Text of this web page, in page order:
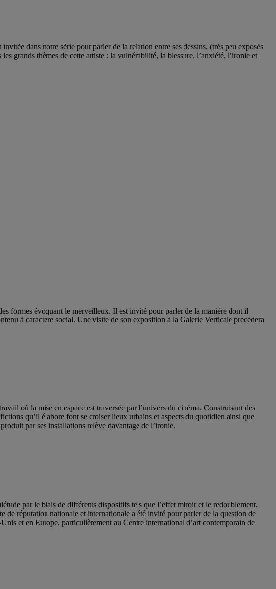
dans notre série pour parler de la relation entre ses dessins, (très peu exposés
grands thèmes de cette artiste : la vulnérabilité, la blessure, l’anxiété, l’ironie et
formes évoquant le merveilleux. Il est invité pour parler de la manière dont il
à caractère social. Une visite de son exposition à la Galerie Verticale précédera
où la mise en espace est traversée par l’univers du cinéma. Construisant des
qu’il élabore font se croiser lieux urbains et aspects du quotidien ainsi que
par ses installations relève davantage de l’ironie.
par le biais de différents dispositifs tels que l’effet miroir et le redoublement.
de réputation nationale et internationale a été invité pour parler de la question de
et en Europe, particulièrement au Centre international d’art contemporain de